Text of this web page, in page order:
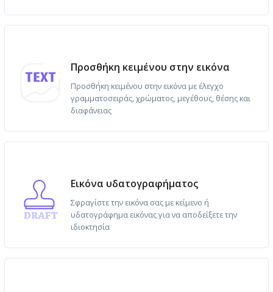
Προσθήκη κειμένου στην εικόνα
Προσθήκη κειμένου στην εικόνα με έλεγχο
γραμματοσειράς, χρώματος, μεγέθους, θέσης και
διαφάνειας
Εικόνα υδατογραφήματος
Σφραγίστε την εικόνα σας με κείμενο ή
υδατογράφημα εικόνας για να αποδείξετε την
ιδιοκτησία